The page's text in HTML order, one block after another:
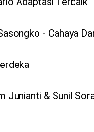
- Cahaya
Junianti & Sunil